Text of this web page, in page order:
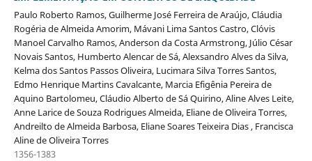
Paulo Roberto Ramos, Guilherme José Ferreira de Araújo, Cláudia
Rogéria de Almeida Amorim, Mávani Lima Santos Castro, Clóvis
Manoel Carvalho Ramos, Anderson da Costa Armstrong, Júlio César
Novais Santos, Humberto Alencar de Sá, Alexsandro Alves da Silva,
Kelma dos Santos Passos Oliveira, Lucimara Silva Torres Santos,
Edmo Henrique Martins Cavalcante, Marcia Efigênia Pereira de
Aquino Bartolomeu, Cláudio Alberto de Sá Quirino, Aline Alves Leite,
Anne Larice de Souza Rodrigues Almeida, Eliane de Oliveira Torres,
Andreilto de Almeida Barbosa, Eliane Soares Teixeira Dias , Francisca
Aline de Oliveira Torres
1356-1383